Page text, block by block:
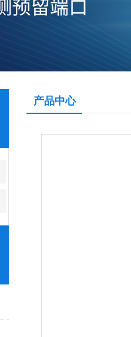
产品中心